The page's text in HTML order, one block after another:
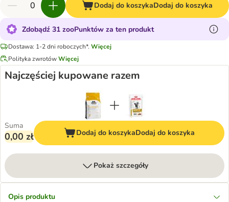
Dodaj do koszykaDodaj do koszyka
Zdobądź 31 zooPunktów za ten produkt
Dostawa: 1-2 dni roboczych*. Więcej
Polityka zwrotówWięcej
Najczęściej kupowane razem
Suma
0,00 zł Dodaj do koszykaDodaj do koszyka
Pokaż szczegóły
Opis produktu